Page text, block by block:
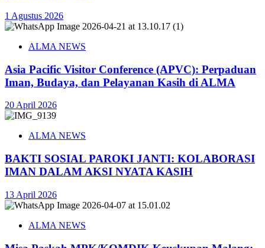
1 Agustus 2026
ALMA NEWS
Asia Pacific Visitor Conference (APVC): Perpaduan
Iman, Budaya, dan Pelayanan Kasih di ALMA
20 April 2026
ALMA NEWS
BAKTI SOSIAL PAROKI JANTI: KOLABORASI
IMAN DALAM AKSI NYATA KASIH
13 April 2026
ALMA NEWS